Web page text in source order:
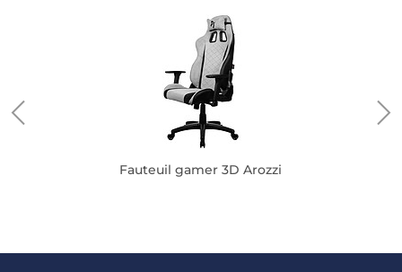
Fauteuil gamer 3D Arozzi